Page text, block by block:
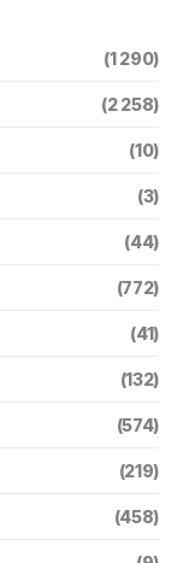
(1 290)
(2 258)
(10)
(3)
(44)
(772)
(41)
(132)
(574)
(219)
(458)